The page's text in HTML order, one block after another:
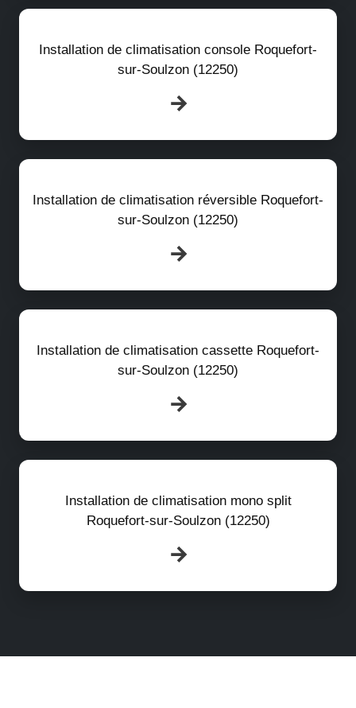
Installation de climatisation console Roquefort-
sur-Soulzon (12250)
Installation de climatisation réversible Roquefort-
sur-Soulzon (12250)
Installation de climatisation cassette Roquefort-
sur-Soulzon (12250)
Installation de climatisation mono split
Roquefort-sur-Soulzon (12250)